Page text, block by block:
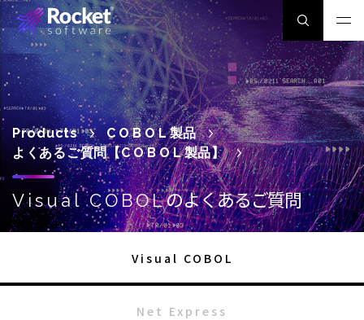
Products COBOL製品
よくあるご質問【COBOL製品】
Visual COBOLのよくあるご質問
Visual COBOL
Net Express